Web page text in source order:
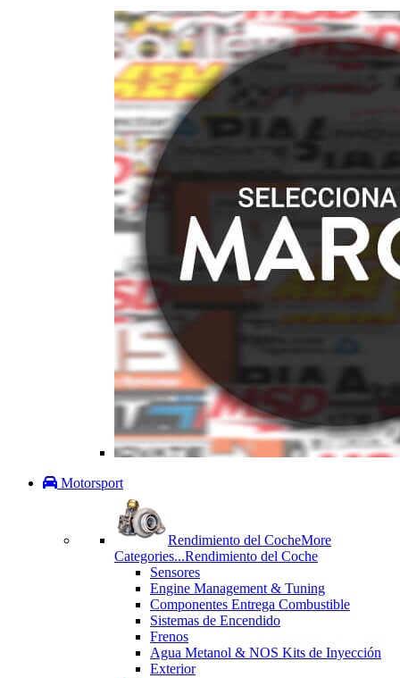
Motorsport
Rendimiento del CocheMore
Categories...Rendimiento del Coche
Sensores
Engine Management & Tuning
Componentes Entrega Combustible
Sistemas de Encendido
Frenos
Agua Metanol & NOS Kits de Inyección
Exterior